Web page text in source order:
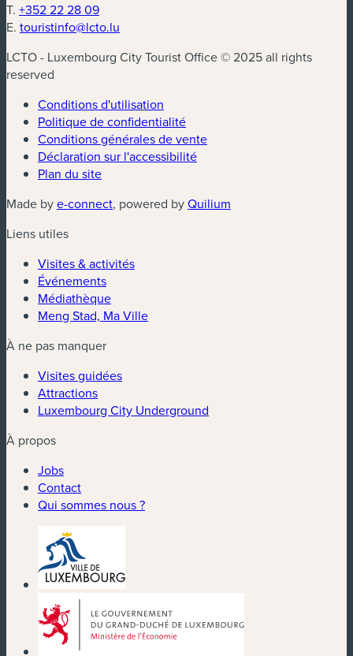
T. +352 22 28 09
E. touristinfo@lcto.lu
LCTO - Luxembourg City Tourist Office © 2025 all rights
reserved
Conditions d'utilisation
Politique de confidentialité
Conditions générales de vente
Déclaration sur l'accessibilité
Plan du site
Made bye-connect(nouvelle fenêtre)
, powered byQuilium
Liens utiles
Visites & activités
Événements
Médiathèque
Meng Stad, Ma Ville
À ne pas manquer
Visites guidées
Attractions
Luxembourg City Underground
À propos
Jobs
Contact
Qui sommes nous ?